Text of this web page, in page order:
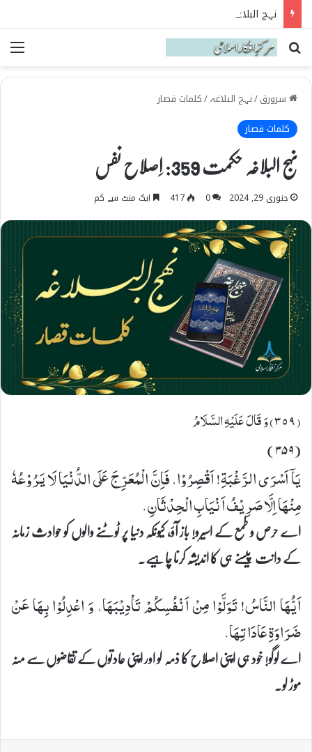
نہج البلاغہ میں حقیقی شیعہ کی پہچان
Search for
سرورق/نہج البلاغہ/کلمات قصار
کلمات قصار
نہج البلاغہ حکمت 359: اِصلاح نفس
جنوری 29, 2024 0
417 ایک منٹ سے کم
(٣٥٩) وَ قَالَ عَلَیْهِ السَّلَامُ
(۳۵۹)
یَاۤ اَسْرَى الرَّغْبَةِ! اَقْصِرُوْا، فَاِنَّ الْمُعَرِّجَ عَلَى الدُّنْيَا لَا يَرُوْعُهٗ
مِنْهَا اِلَّا صَرِيْفُ اَنْيَابِ الْحِدْثَانِ.
اے حرص و طمع کے اسیرو! باز آؤ، کیونکہ دنیا پر ٹوٹنے والوں کو حوادث زمانہ
کے دانت پیسنے ہی کا اندیشہ کرنا چاہیے۔
اَيُّهَا النَّاسُ! تَوَلَّوْا مِنْ اَنْفُسِكُمْ تَاْدِيْبَهَا، وَ اعْدِلُوْا بِهَا عَنْ
ضَرَاوَةِ عَادَاتِهَا.
اے لوگو! خود ہی اپنی اصلاح کا ذمہ لو اور اپنی عادتوں کے تقاضوں سے منہ
موڑ لو۔